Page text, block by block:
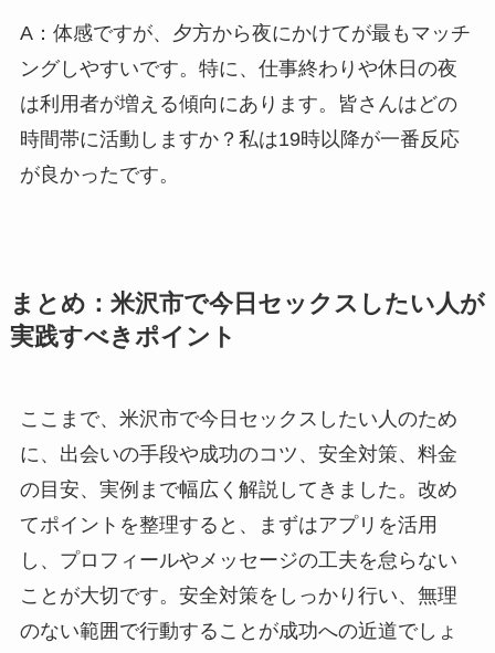
A：体感ですが、夕方から夜にかけてが最もマッチ
ングしやすいです。特に、仕事終わりや休日の夜
は利用者が増える傾向にあります。皆さんはどの
時間帯に活動しますか？私は19時以降が一番反応
が良かったです。
まとめ：米沢市で今日セックスしたい人が
実践すべきポイント
ここまで、米沢市で今日セックスしたい人のため
に、出会いの手段や成功のコツ、安全対策、料金
の目安、実例まで幅広く解説してきました。改め
てポイントを整理すると、まずはアプリを活用
し、プロフィールやメッセージの工夫を怠らない
ことが大切です。安全対策をしっかり行い、無理
のない範囲で行動することが成功への近道でしょ